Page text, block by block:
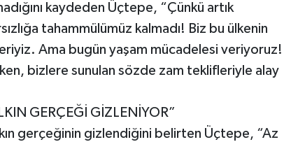
kaydeden Üçtepe, “Çünkü artık
tahammülümüz kalmadı! Biz bu ülkenin
Ama bugün yaşam mücadelesi veriyoruz!
bizlere sunulan sözde zam teklifleriyle alay
GERÇEĞİ GİZLENİYOR”
gerçeğinin gizlendiğini belirten Üçtepe, “Az